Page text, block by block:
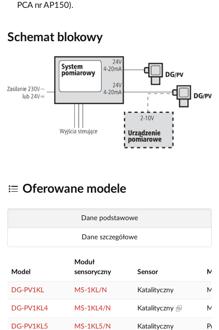
PCA nr AP150).
Schemat blokowy
Oferowane modele
Dane podstawowe
Dane szczegółowe
Model
Moduł
sensoryczny
Sensor
DG-PV1KL MS-1KL/N Katalityczny
DG-PV1KL4 MS-1KL4/N Katalityczny
DG-PV1KL5 MS-1KL5/N Katalityczny